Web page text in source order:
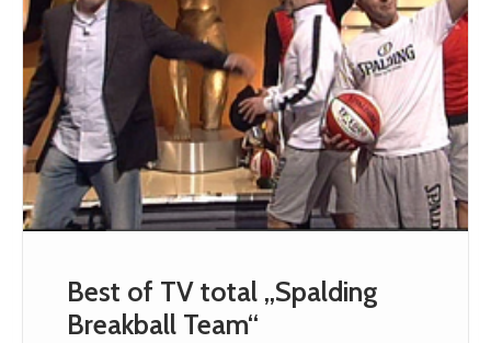
Best of TV total „Spalding
Breakball Team“